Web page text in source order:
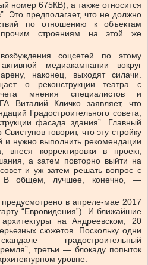
номер 675КВ), а также относится
Это предполагает, что не должно
по отношению к объектам
прочим строениям на этой же
соцсетей по этому
медиакампании вокруг
наконец, выходят силачи.
о реконструкции театра с
мнения специалистов и
Виталий Кличко заявляет, что
Градостроительного совета,
фасада здания”. Главный
говорит, что эту стройку
и нужно выполнить рекомендации
внеся корректировки в проект,
а затем повторно выйти на
и уж затем решать вопрос с
В общем, лучшее, конечно, —
в апреле-мае 2017
“Евровидения”). И ближайшие
на Андреевском, 20
сюжетов. Поскольку одни
— градостроительный
третьи — блокаду попыток
уровне.